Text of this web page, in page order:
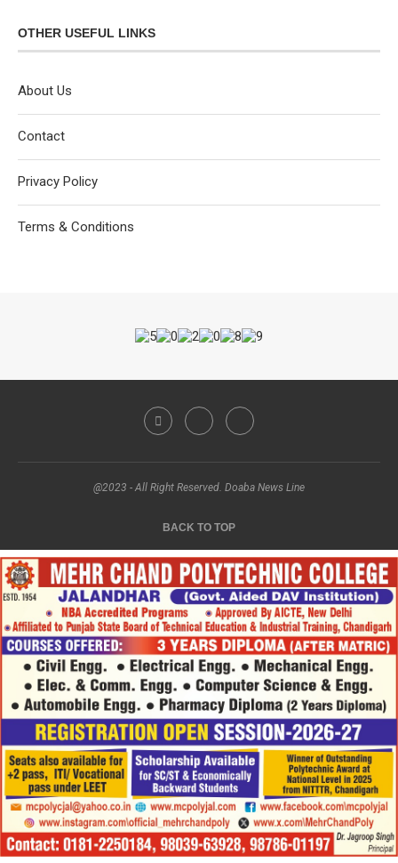
OTHER USEFUL LINKS
About Us
Contact
Privacy Policy
Terms & Conditions
@2023 - All Right Reserved. Doaba News Line
BACK TO TOP